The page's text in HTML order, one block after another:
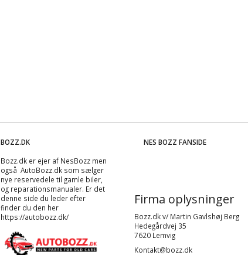
BOZZ.DK
Bozz.dk er ejer af NesBozz men
også AutoBozz.dk som sælger
nye reservedele til gamle biler,
og reparationsmanualer. Er det
denne side du leder efter
finder du den her
https://autobozz.dk/
NES BOZZ FANSIDE
Firma oplysninger
Bozz.dk v/ Martin Gavlshøj Berg
Hedegårdvej 35
7620 Lemvig
Kontakt@bozz.dk